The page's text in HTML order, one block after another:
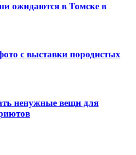
ожидаются в Томске в
с выставки породистых
ненужные вещи для